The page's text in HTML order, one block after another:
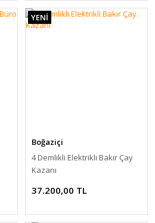
YENİ
Boğaziçi
4 Demlikli Elektrikli Bakır Çay
Kazanı
37.200,00 TL